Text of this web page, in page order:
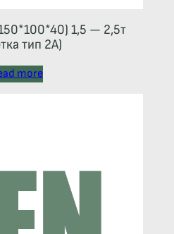
1,5 — 2,5т
тип 2A)
more